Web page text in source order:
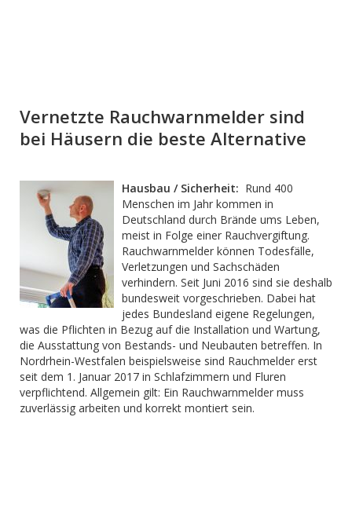
Vernetzte Rauchwarnmelder sind
bei Häusern die beste Alternative
Hausbau / Sicherheit: Rund 400
Menschen im Jahr kommen in
Deutschland durch Brände ums Leben,
meist in Folge einer Rauchvergiftung.
Rauchwarnmelder können Todesfälle,
Verletzungen und Sachschäden
verhindern. Seit Juni 2016 sind sie deshalb
bundesweit vorgeschrieben. Dabei hat
jedes Bundesland eigene Regelungen,
was die Pflichten in Bezug auf die Installation und Wartung,
die Ausstattung von Bestands- und Neubauten betreffen. In
Nordrhein-Westfalen beispielsweise sind Rauchmelder erst
seit dem 1. Januar 2017 in Schlafzimmern und Fluren
verpflichtend. Allgemein gilt: Ein Rauchwarnmelder muss
zuverlässig arbeiten und korrekt montiert sein.